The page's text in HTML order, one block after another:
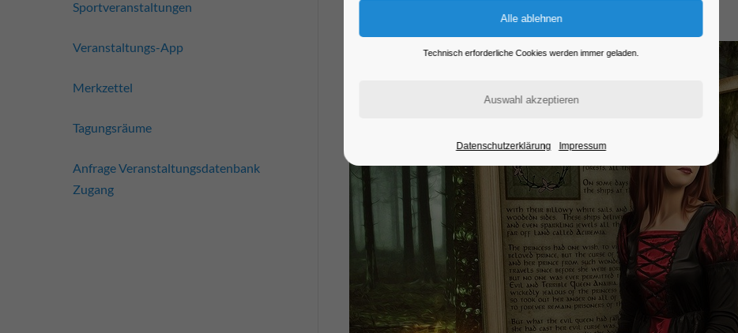
Eintritt frei
Sportveranstaltungen
Veranstaltungs-App
Merkzettel
Tagungsräume
Anfrage Veranstaltungsdatenbank
Zugang
Technisch erforderliche Cookies werden immer geladen.
Datenschutzerklärung Impressum